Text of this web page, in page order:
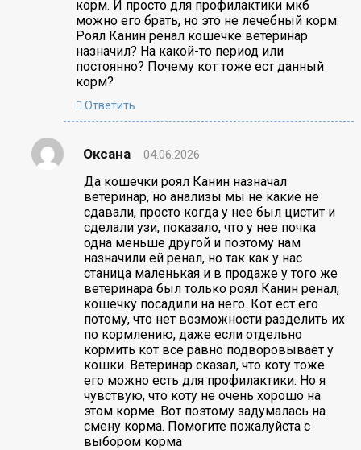
корм. И просто для профилактики мкб
можно его брать, но это не лечебный корм.
Роял Канин ренал кошечке ветеринар
назначил? На какой-то период или
постоянно? Почему кот тоже ест данный
корм?
Ответить
Оксана 04.06.2026
Да кошечки роял Канин назначал
ветеринар, но анализы мы не какие не
сдавали, просто когда у нее был цистит и
сделали узи, показало, что у нее почка
одна меньше другой и поэтому нам
назначили ей ренал, но так как у нас
станица маленькая и в продаже у того же
ветеринара был только роял Канин ренал,
кошечку посадили на него. Кот ест его
потому, что нет возможности разделить их
по кормлению, даже если отдельно
кормить кот все равно подворовывает у
кошки. Ветеринар сказал, что коту тоже
его можно есть для профилактики. Но я
чувствую, что коту не очень хорошо на
этом корме. Вот поэтому задумалась на
смену корма. Помогите пожалуйста с
выбором корма